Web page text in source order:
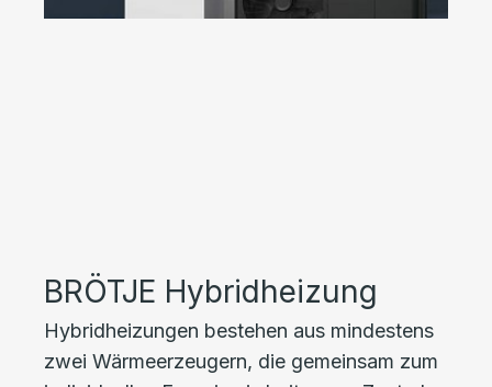
BRÖTJE Hybridheizung
Hybridheizungen bestehen aus mindestens
zwei Wärmeerzeugern, die gemeinsam zum